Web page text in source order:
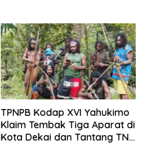
TPNPB Kodap XVI Yahukimo
Klaim Tembak Tiga Aparat di
Kota Dekai dan Tantang TNI-